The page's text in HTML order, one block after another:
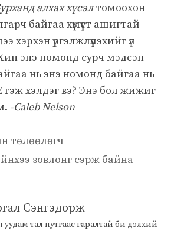
алхах хүсэлтомоохон
байгаа хүмүүст ашигтай
хэрхэн үргэлжлүүлэхийг үл
энэ номонд сурч мэдсэн
нь энэ номонд байгаа нь
гэж хэлдэг вэ? Энэ бол жижиг
-Caleb Nelson
төлөөлөгч
зовлонг сэрж байна
Сэнгэдорж
тал нутгаас гаралтай би дэлхий